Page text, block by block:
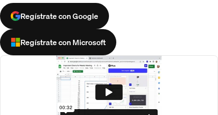
Regístrate con Google
Regístrate con Microsoft